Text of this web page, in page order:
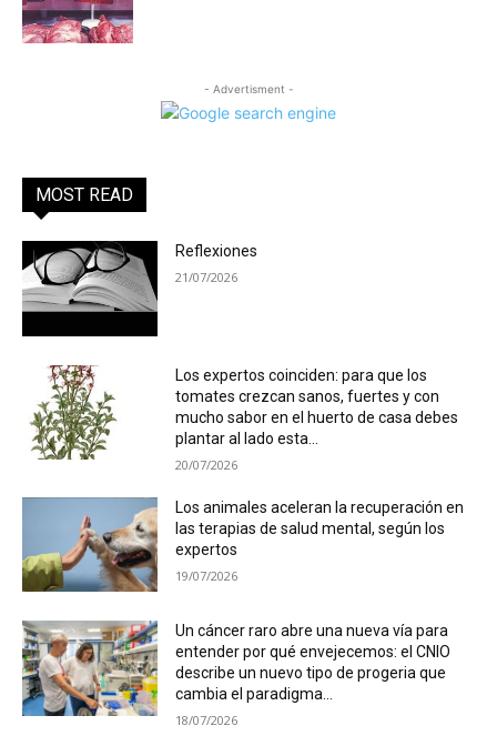
- Advertisment -
MOST READ
Reflexiones
21/07/2026
Los expertos coinciden: para que los
tomates crezcan sanos, fuertes y con
mucho sabor en el huerto de casa debes
plantar al lado esta...
20/07/2026
Los animales aceleran la recuperación en
las terapias de salud mental, según los
expertos
19/07/2026
Un cáncer raro abre una nueva vía para
entender por qué envejecemos: el CNIO
describe un nuevo tipo de progeria que
cambia el paradigma...
18/07/2026